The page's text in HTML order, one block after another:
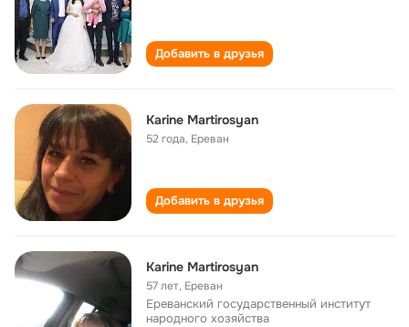
Добавить в друзья
Karine Martirosyan
52 года, Ереван
Добавить в друзья
Karine Martirosyan
57 лет, Ереван
Eреванский государственный институт
народного хозяйства